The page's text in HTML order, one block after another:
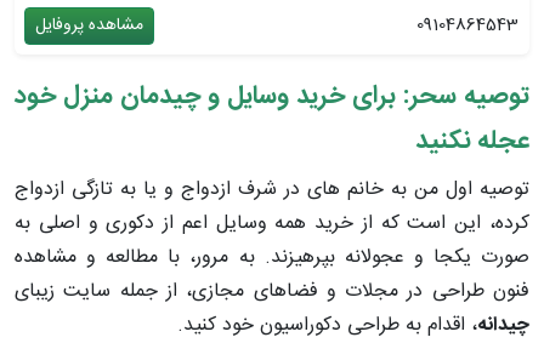
09104864543
مشاهده پروفایل
توصیه سحر: برای خرید وسایل و چیدمان منزل خود
عجله نکنید
توصیه اول من به خانم های در شرف ازدواج و یا به تازگی ازدواج
کرده، این است که از خرید همه وسایل اعم از دکوری و اصلی به
صورت یکجا و عجولانه بپرهیزند. به مرور، با مطالعه و مشاهده
فنون طراحی در مجلات و فضاهای مجازی، از جمله سایت زیبای
چیدانه، اقدام به طراحی دکوراسیون خود کنید.